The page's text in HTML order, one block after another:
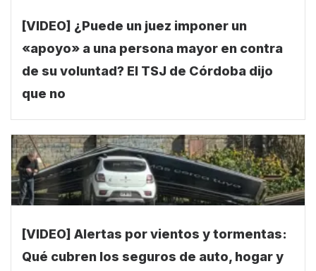
[VIDEO] ¿Puede un juez imponer un
«apoyo» a una persona mayor en contra
de su voluntad? El TSJ de Córdoba dijo
que no
[VIDEO] Alertas por vientos y tormentas:
Qué cubren los seguros de auto, hogar y